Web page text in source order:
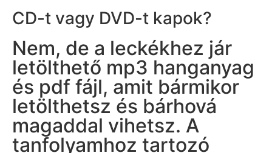
CD-t vagy DVD-t kapok?
Nem, de a leckékhez jár
letölthető mp3 hanganyag
és pdf fájl, amit bármikor
letölthetsz és bárhová
magaddal vihetsz. A
tanfolyamhoz tartozó